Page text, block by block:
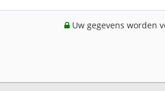
Uw gegevens worden